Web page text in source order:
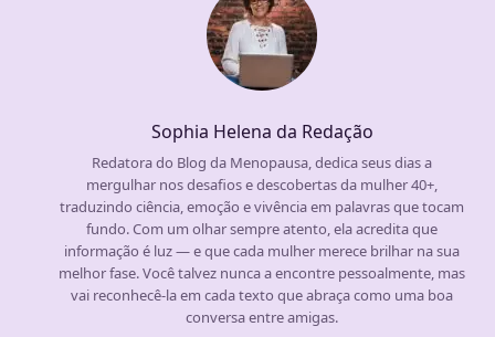
Sophia Helena da Redação
Redatora do Blog da Menopausa, dedica seus dias a
mergulhar nos desafios e descobertas da mulher 40+,
traduzindo ciência, emoção e vivência em palavras que tocam
fundo. Com um olhar sempre atento, ela acredita que
informação é luz — e que cada mulher merece brilhar na sua
melhor fase. Você talvez nunca a encontre pessoalmente, mas
vai reconhecê-la em cada texto que abraça como uma boa
conversa entre amigas.